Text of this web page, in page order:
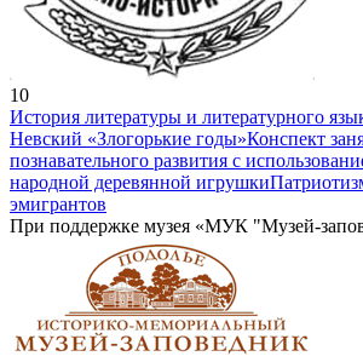
10
История литературы и литературного
Невский «Злогорькие годы»Конспект
познавательного развития с
народной деревянной игрушки
эмигрантов
При поддержке музея «МУК "Музей-